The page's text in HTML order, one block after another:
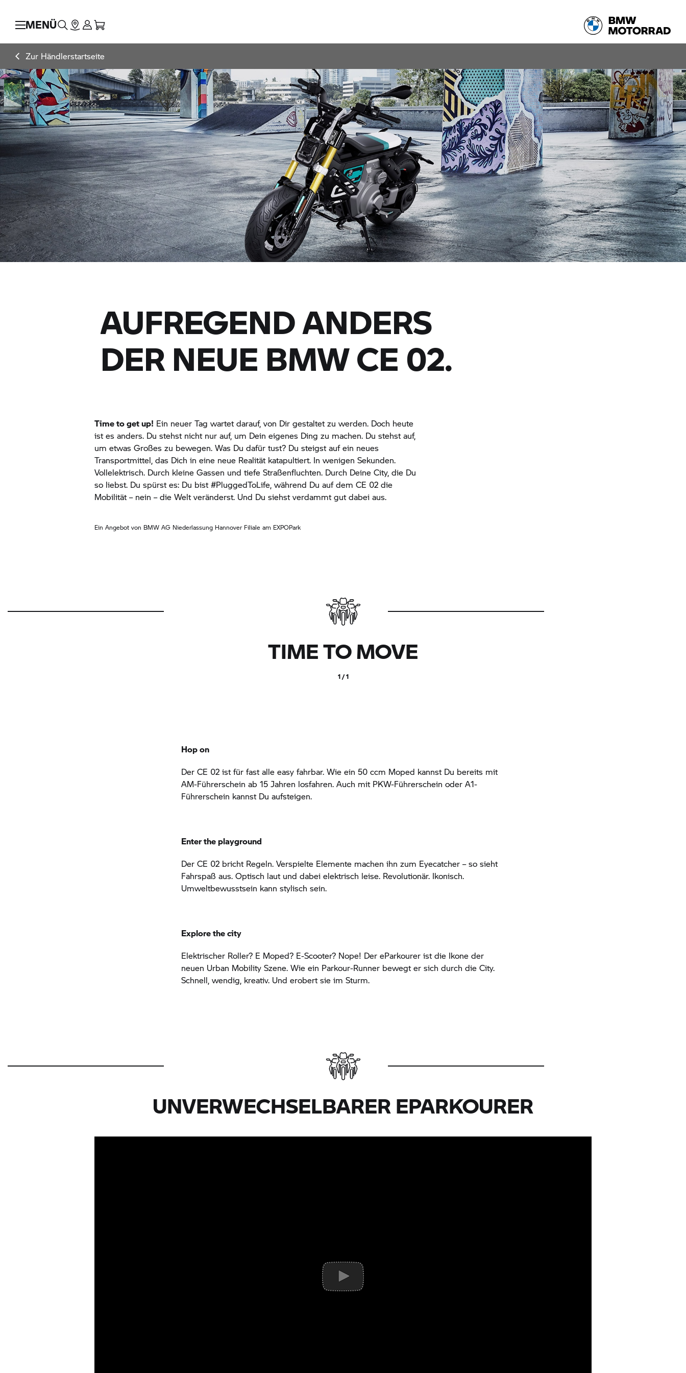
MENÜ
Zur Händlerstartseite
AUFREGEND ANDERS
DER NEUE BMWCE 02.
Time to get up! Ein neuer Tag wartet darauf, von Dir gestaltet zu werden. Doch heute
ist es anders. Du stehst nicht nur auf, um Dein eigenes Ding zu machen. Du stehst auf,
um etwas Großes zu bewegen. Was Du dafür tust? Du steigst auf ein neues
Transportmittel, das Dich in eine neue Realität katapultiert. In wenigen Sekunden.
Vollelektrisch. Durch kleine Gassen und tiefe Straßenfluchten. Durch Deine City, die Du
so liebst. Du spürst es: Du bist #PluggedToLife, während Du auf demCE 02 die
Mobilität – nein – die Welt veränderst. Und Du siehst verdammt gut dabei aus.
Ein Angebot von BMW AG Niederlassung Hannover Filiale am EXPOPark
TIME TO MOVE
1 / 1
Hop on
DerCE 02 ist für fast alle easy fahrbar. Wie ein 50 ccm Moped kannst Du bereits mit
AM-Führerschein ab 15 Jahren losfahren. Auch mit PKW-Führerschein oder A1-
Führerschein kannst Du aufsteigen.
Enter the playground
DerCE 02 bricht Regeln. Verspielte Elemente machen ihn zum Eyecatcher – so sieht
Fahrspaß aus. Optisch laut und dabei elektrisch leise. Revolutionär. Ikonisch.
Umweltbewusstsein kann stylisch sein.
Explore the city
Elektrischer Roller? E Moped? E-Scooter? Nope! Der eParkourer ist die Ikone der
neuen Urban Mobility Szene. Wie ein Parkour-Runner bewegt er sich durch die City.
Schnell, wendig, kreativ. Und erobert sie im Sturm.
UNVERWECHSELBARER EPARKOURER